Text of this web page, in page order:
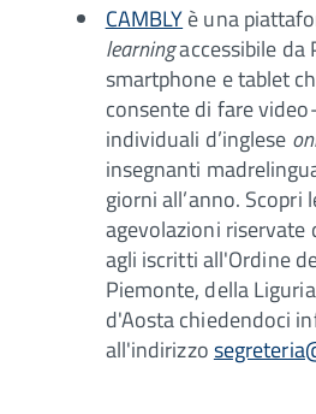
CAMBLYè una
learningaccessibile da
smartphone e tablet
consente di fare
individuali d’inglese
insegnanti
giorni all’anno. Scopri
agevolazioni riservate
agli iscritti all'Ordine
Piemonte, della
d'Aosta chiedendoci
all'indirizzo